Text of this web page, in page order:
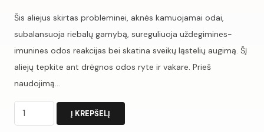
Šis aliejus skirtas probleminei, aknės kamuojamai odai,
subalansuoja riebalų gamybą, sureguliuoja uždegimines-
imunines odos reakcijas bei skatina sveikų ląstelių augimą. Šį
aliejų tepkite ant drėgnos odos ryte ir vakare. Prieš
naudojimą…
produkto
kiekis:
Į KREPŠELĮ